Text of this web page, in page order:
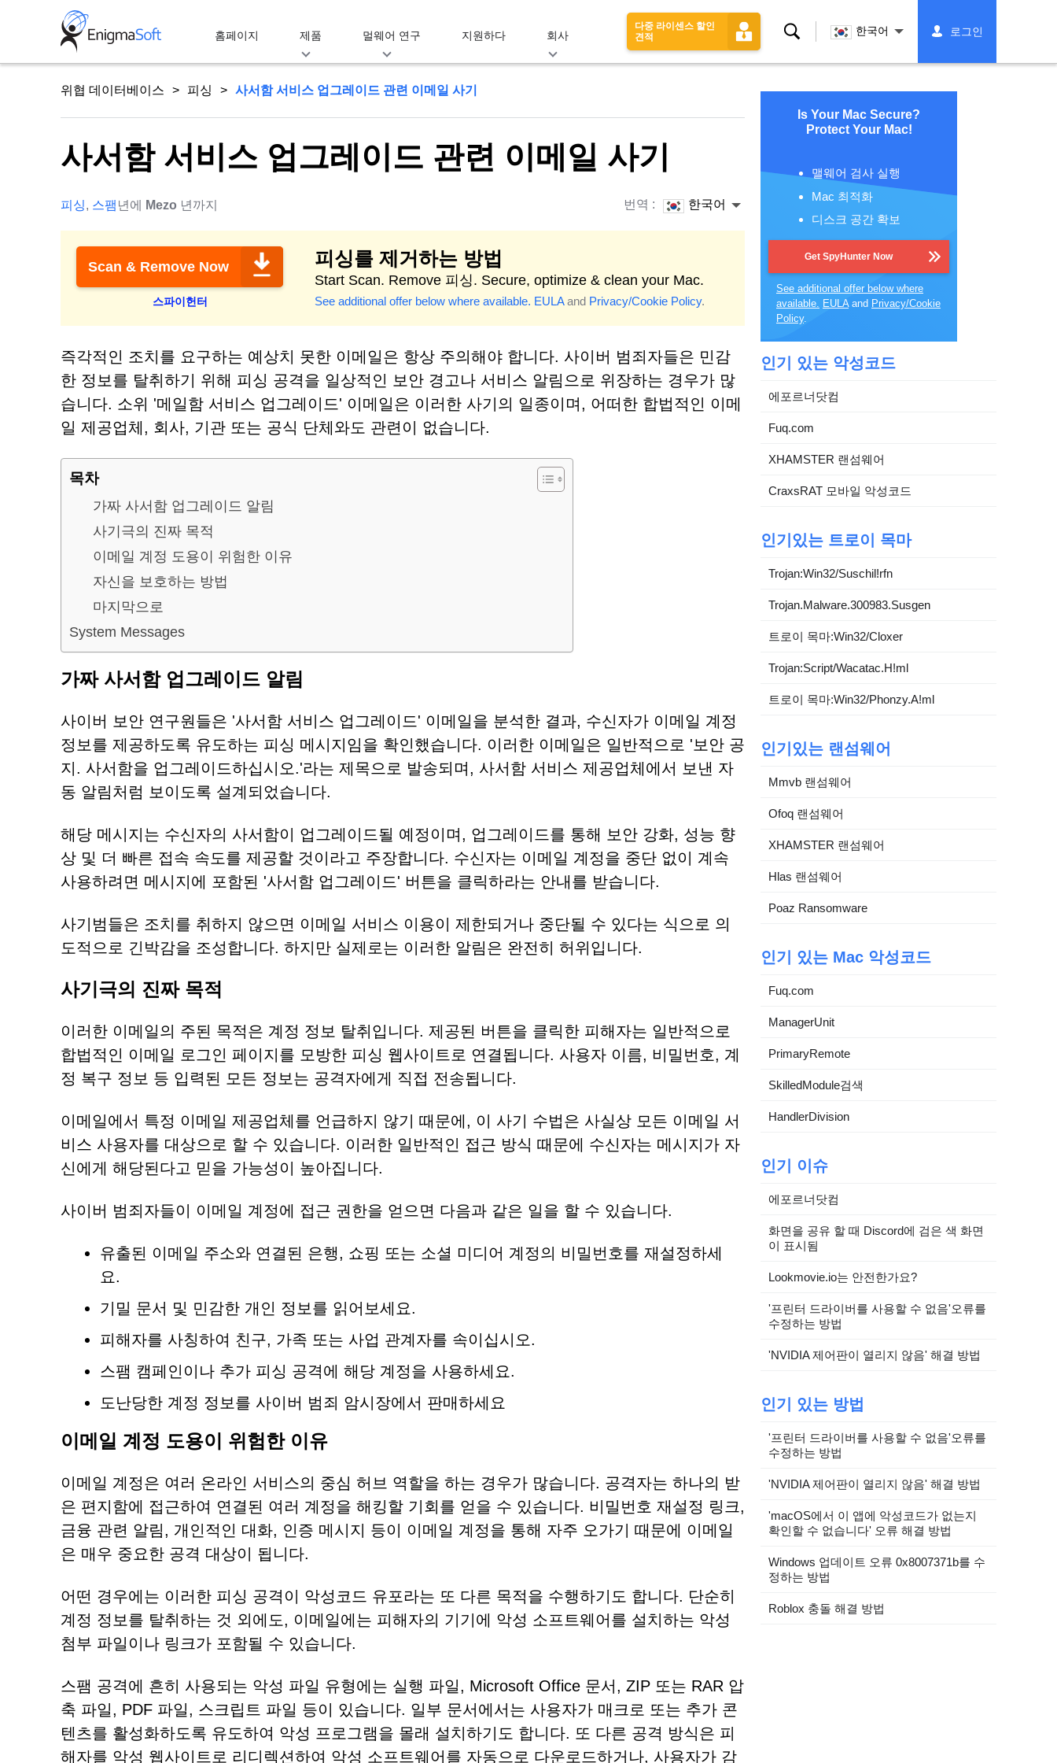
홈페이지 제품 멀웨어 연구 지원하다 회사
다중 라이센스 할인
견적
찾
한국어 로그인
위협 데이터베이스 피싱 사서함 서비스 업그레이드 관련 이메일 사기
사서함 서비스 업그레이드 관련 이메일 사기
피싱, 스팸 년에 Mezo 년까지 번역 : 한국어
Scan & Remove Now
스파이헌터
피싱를 제거하는 방법
Start Scan. Remove 피싱. Secure, optimize & clean your Mac.
See additional offer below where available. EULAand Privacy/Cookie Policy.
즉각적인 조치를 요구하는 예상치 못한 이메일은 항상 주의해야 합니다. 사이버 범죄자들은 민감
한 정보를 탈취하기 위해 피싱 공격을 일상적인 보안 경고나 서비스 알림으로 위장하는 경우가 많
습니다. 소위 '메일함 서비스 업그레이드' 이메일은 이러한 사기의 일종이며, 어떠한 합법적인 이메
일 제공업체, 회사, 기관 또는 공식 단체와도 관련이 없습니다.
목차
가짜 사서함 업그레이드 알림
사기극의 진짜 목적
이메일 계정 도용이 위험한 이유
자신을 보호하는 방법
마지막으로
System Messages
가짜 사서함 업그레이드 알림
사이버 보안 연구원들은 '사서함 서비스 업그레이드' 이메일을 분석한 결과, 수신자가 이메일 계정
정보를 제공하도록 유도하는 피싱 메시지임을 확인했습니다. 이러한 이메일은 일반적으로 '보안 공
지. 사서함을 업그레이드하십시오.'라는 제목으로 발송되며, 사서함 서비스 제공업체에서 보낸 자
동 알림처럼 보이도록 설계되었습니다.
해당 메시지는 수신자의 사서함이 업그레이드될 예정이며, 업그레이드를 통해 보안 강화, 성능 향
상 및 더 빠른 접속 속도를 제공할 것이라고 주장합니다. 수신자는 이메일 계정을 중단 없이 계속
사용하려면 메시지에 포함된 '사서함 업그레이드' 버튼을 클릭하라는 안내를 받습니다.
사기범들은 조치를 취하지 않으면 이메일 서비스 이용이 제한되거나 중단될 수 있다는 식으로 의
도적으로 긴박감을 조성합니다. 하지만 실제로는 이러한 알림은 완전히 허위입니다.
사기극의 진짜 목적
이러한 이메일의 주된 목적은 계정 정보 탈취입니다. 제공된 버튼을 클릭한 피해자는 일반적으로
합법적인 이메일 로그인 페이지를 모방한 피싱 웹사이트로 연결됩니다. 사용자 이름, 비밀번호, 계
정 복구 정보 등 입력된 모든 정보는 공격자에게 직접 전송됩니다.
이메일에서 특정 이메일 제공업체를 언급하지 않기 때문에, 이 사기 수법은 사실상 모든 이메일 서
비스 사용자를 대상으로 할 수 있습니다. 이러한 일반적인 접근 방식 때문에 수신자는 메시지가 자
신에게 해당된다고 믿을 가능성이 높아집니다.
사이버 범죄자들이 이메일 계정에 접근 권한을 얻으면 다음과 같은 일을 할 수 있습니다.
유출된 이메일 주소와 연결된 은행, 쇼핑 또는 소셜 미디어 계정의 비밀번호를 재설정하세
요.
기밀 문서 및 민감한 개인 정보를 읽어보세요.
피해자를 사칭하여 친구, 가족 또는 사업 관계자를 속이십시오.
스팸 캠페인이나 추가 피싱 공격에 해당 계정을 사용하세요.
도난당한 계정 정보를 사이버 범죄 암시장에서 판매하세요
이메일 계정 도용이 위험한 이유
이메일 계정은 여러 온라인 서비스의 중심 허브 역할을 하는 경우가 많습니다. 공격자는 하나의 받
은 편지함에 접근하여 연결된 여러 계정을 해킹할 기회를 얻을 수 있습니다. 비밀번호 재설정 링크,
금융 관련 알림, 개인적인 대화, 인증 메시지 등이 이메일 계정을 통해 자주 오가기 때문에 이메일
은 매우 중요한 공격 대상이 됩니다.
어떤 경우에는 이러한 피싱 공격이 악성코드 유포라는 또 다른 목적을 수행하기도 합니다. 단순히
계정 정보를 탈취하는 것 외에도, 이메일에는 피해자의 기기에 악성 소프트웨어를 설치하는 악성
첨부 파일이나 링크가 포함될 수 있습니다.
스팸 공격에 흔히 사용되는 악성 파일 유형에는 실행 파일, Microsoft Office 문서, ZIP 또는 RAR 압
축 파일, PDF 파일, 스크립트 파일 등이 있습니다. 일부 문서에서는 사용자가 매크로 또는 추가 콘
텐츠를 활성화하도록 유도하여 악성 프로그램을 몰래 설치하기도 합니다. 또 다른 공격 방식은 피
해자를 악성 웹사이트로 리디렉션하여 악성 소프트웨어를 자동으로 다운로드하거나, 사용자가 감
Is Your Mac Secure?
Protect Your Mac!
맬웨어 검사 실행
Mac 최적화
디스크 공간 확보
Get SpyHunter Now
See additional offer below where
available. EULAand Privacy/Cookie
Policy.
인기 있는 악성코드
에포르너닷컴
Fuq.com
XHAMSTER 랜섬웨어
CraxsRAT 모바일 악성코드
인기있는 트로이 목마
Trojan:Win32/Suschil!rfn
Trojan.Malware.300983.Susgen
트로이 목마:Win32/Cloxer
Trojan:Script/Wacatac.H!ml
트로이 목마:Win32/Phonzy.A!ml
인기있는 랜섬웨어
Mmvb 랜섬웨어
Ofoq 랜섬웨어
XHAMSTER 랜섬웨어
Hlas 랜섬웨어
Poaz Ransomware
인기 있는 Mac 악성코드
Fuq.com
ManagerUnit
PrimaryRemote
SkilledModule검색
HandlerDivision
인기 이슈
에포르너닷컴
화면을 공유 할 때 Discord에 검은 색 화면
이 표시됨
Lookmovie.io는 안전한가요?
'프린터 드라이버를 사용할 수 없음'오류를
수정하는 방법
'NVIDIA 제어판이 열리지 않음' 해결 방법
인기 있는 방법
'프린터 드라이버를 사용할 수 없음'오류를
수정하는 방법
'NVIDIA 제어판이 열리지 않음' 해결 방법
'macOS에서 이 앱에 악성코드가 없는지
확인할 수 없습니다' 오류 해결 방법
Windows 업데이트 오류 0x8007371b를 수
정하는 방법
Roblox 충돌 해결 방법